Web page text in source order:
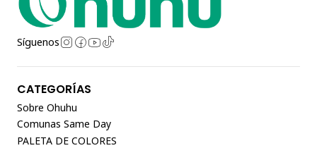
Síguenos
CATEGORÍAS
Sobre Ohuhu
Comunas Same Day
PALETA DE COLORES